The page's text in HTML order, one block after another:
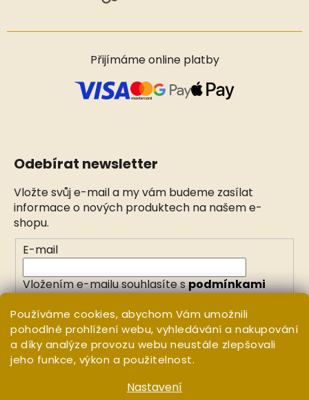
Používáme cookies, abychom Vám umožnili
pohodlné prohlížení webu, vyhledávání a nakupování
a díky analýze provozu webu neustále zlepšovali
jeho funkce, výkon a použitelnost.
Nastavení
Přijímáme online platby
Odebírat newsletter
Vložte svůj e-mail a my vám budeme zasílat
informace o nových produktech na našem e-
shopu.
E-mail
Vložením e-mailu souhlasíte spodmínkami
PŘIHLÁSIT SE